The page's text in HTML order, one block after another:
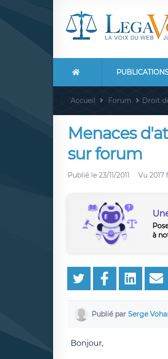
Accueil Forum Droit
Menaces
sur forum
Publié le 23/11/2011 Vu 2017
à
Publié par Serge
Bonjour,